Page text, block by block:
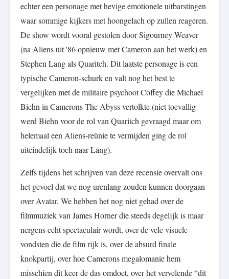
echter een personage met hevige emotionele uitbarstingen
waar sommige kijkers met hoongelach op zullen reageren.
De show wordt vooral gestolen door Sigourney Weaver
(na Aliens uit '86 opnieuw met Cameron aan het werk) en
Stephen Lang als Quaritch. Dit laatste personage is een
typische Cameron-schurk en valt nog het best te
vergelijken met de militaire psychoot Coffey die Michael
Biehn in Camerons The Abyss vertolkte (niet toevallig
werd Biehn voor de rol van Quaritch gevraagd maar om
helemaal een Aliens-reünie te vermijden ging de rol
uiteindelijk toch naar Lang).
Zelfs tijdens het schrijven van deze recensie overvalt ons
het gevoel dat we nog urenlang zouden kunnen doorgaan
over Avatar. We hebben het nog niet gehad over de
filmmuziek van James Horner die steeds degelijk is maar
nergens echt spectaculair wordt, over de vele visuele
vondsten die de film rijk is, over de absurd finale
knokpartij, over hoe Camerons megalomanie hem
misschien dit keer de das omdoet, over het vervelende “dit